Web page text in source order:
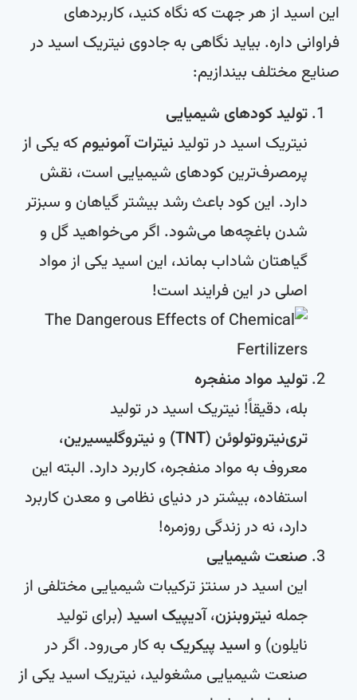
این اسید از هر جهت که نگاه کنید، کاربردهای
فراوانی داره. بیاید نگاهی به جادوی نیتریک اسید در
صنایع مختلف بیندازیم:
تولید کودهای شیمیایی
نیتریک اسید در تولیدنیترات آمونیومکه یکی از
پرمصرف‌ترین کودهای شیمیایی است، نقش
دارد. این کود باعث رشد بیشتر گیاهان و سبزتر
شدن باغچه‌ها می‌شود. اگر می‌خواهید گل و
گیاهتان شاداب بماند، این اسید یکی از مواد
اصلی در این فرایند است!
تولید مواد منفجره
بله، دقیقاً! نیتریک اسید در تولید
تری‌نیتروتولوئن (TNT)
و نیتروگلیسیرین،
معروف به مواد منفجره، کاربرد دارد. البته این
استفاده، بیشتر در دنیای نظامی و معدن کاربرد
دارد، نه در زندگی روزمره!
صنعت شیمیایی
این اسید در سنتز ترکیبات شیمیایی مختلفی از
جملهنیتروبنزن،آدیپیک اسید(برای تولید
نایلون) و اسید پیکریکبه کار می‌رود. اگر در
صنعت شیمیایی مشغولید، نیتریک اسید یکی از